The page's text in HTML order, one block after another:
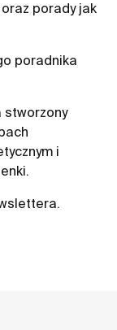
porady jak
poradnika
stworzony
i